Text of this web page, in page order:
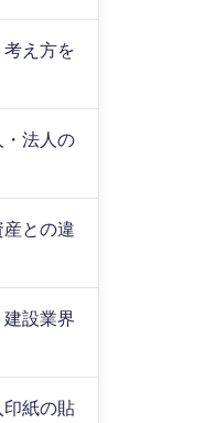
え方を
・法人の
との違
設業界
印紙の貼